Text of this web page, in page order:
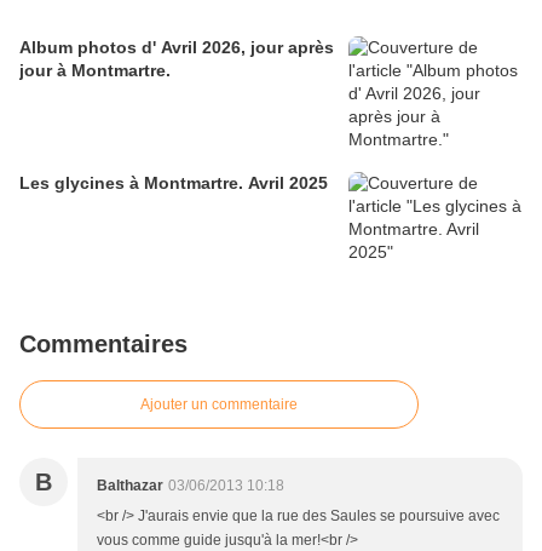
Album photos d' Avril 2026, jour après
jour à Montmartre.
Les glycines à Montmartre. Avril 2025
Commentaires
Ajouter un commentaire
B Balthazar 03/06/2013 10:18
<br /> J'aurais envie que la rue des Saules se poursuive avec
vous comme guide jusqu'à la mer!<br />